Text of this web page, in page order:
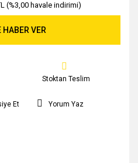
(%3,00 havale indirimi)
HABER VER
Stoktan Teslim
Et Yorum Yaz